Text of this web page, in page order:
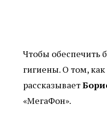
Чтобы обеспечить
гигиены. О том,
рассказывает
«МегаФон».